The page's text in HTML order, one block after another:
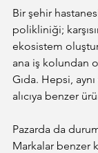
Bir şehir
polikliniği;
ekosistem
ana iş kolundan
Gıda. Hepsi,
alıcıya benzer
Pazarda da
Markalar benzer